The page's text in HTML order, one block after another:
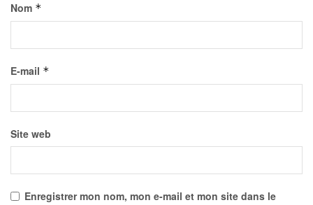
Nom *
E-mail *
Site web
Enregistrer mon nom, mon e-mail et mon site dans le